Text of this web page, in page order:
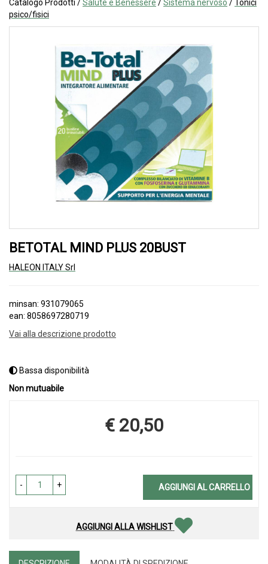
Catalogo Prodotti /Salute e Benessere /Sistema nervoso /Tonici
psico/fisici
BETOTAL MIND PLUS 20BUST
HALEON ITALY Srl
minsan: 931079065
ean: 8058697280719
Vai alla descrizione prodotto
Bassa disponibilità
Non mutuabile
Prezzo
€ 20,50
- + AGGIUNGI AL CARRELLO
AGGIUNGI ALLA WISHLIST